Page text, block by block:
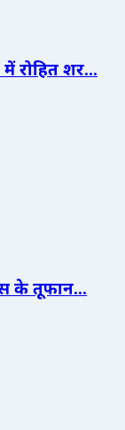
रोहित शर...
के तूफान...